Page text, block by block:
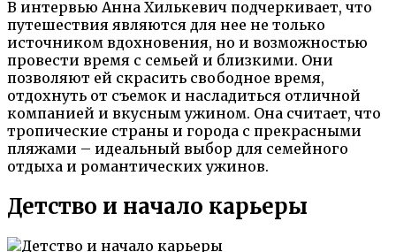
В интервью Анна Хилькевич подчеркивает, что
путешествия являются для нее не только
источником вдохновения, но и возможностью
провести время с семьей и близкими. Они
позволяют ей скрасить свободное время,
отдохнуть от съемок и насладиться отличной
компанией и вкусным ужином. Она считает, что
тропические страны и города с прекрасными
пляжами – идеальный выбор для семейного
отдыха и романтических ужинов.
Детство и начало карьеры